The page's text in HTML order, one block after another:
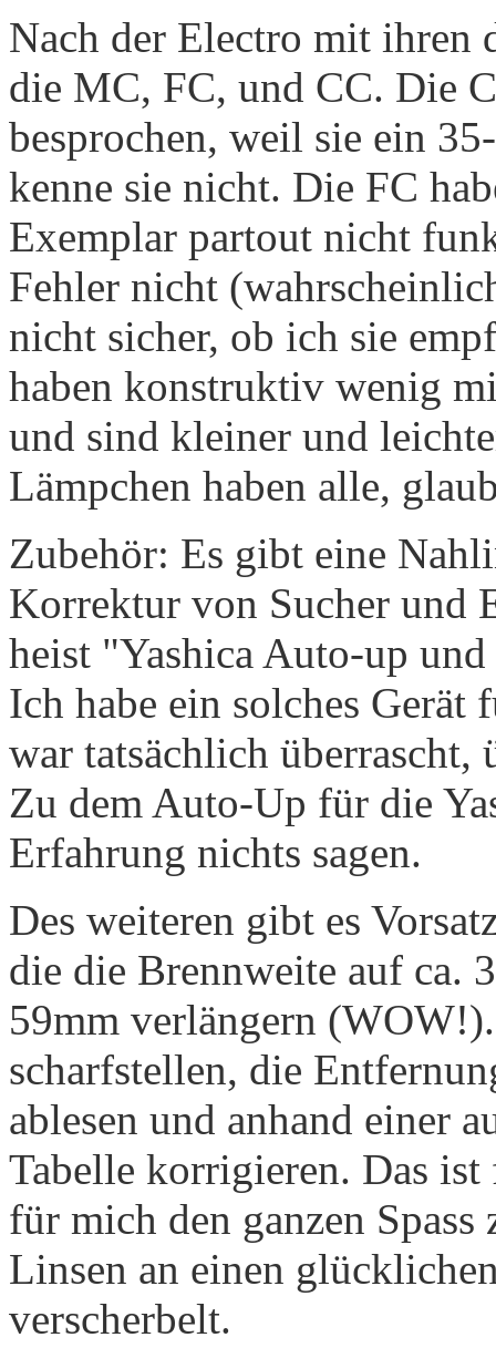
Nach der Electro mit ihren
die MC, FC, und CC. Die
besprochen, weil sie ein
kenne sie nicht. Die FC
Exemplar partout nicht
Fehler nicht
nicht sicher, ob ich sie
haben konstruktiv wenig
und sind kleiner und
Lämpchen haben alle,
Zubehör: Es gibt eine
Korrektur von Sucher und
heist "Yashica Auto-up
Ich habe ein solches Gerät
war tatsächlich überrascht,
Zu dem Auto-Up für die
Erfahrung nichts sagen.
Des weiteren gibt es
die die Brennweite auf ca.
59mm verlängern
scharfstellen, die
ablesen und anhand einer
Tabelle korrigieren. Das
für mich den ganzen
Linsen an einen
verscherbelt.